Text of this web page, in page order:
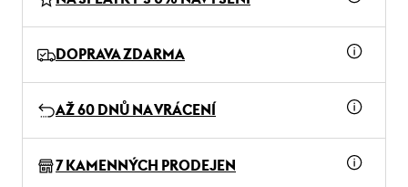
DOPRAVA ZDARMA
AŽ 60 DNŮ NA VRÁCENÍ
7 KAMENNÝCH PRODEJEN